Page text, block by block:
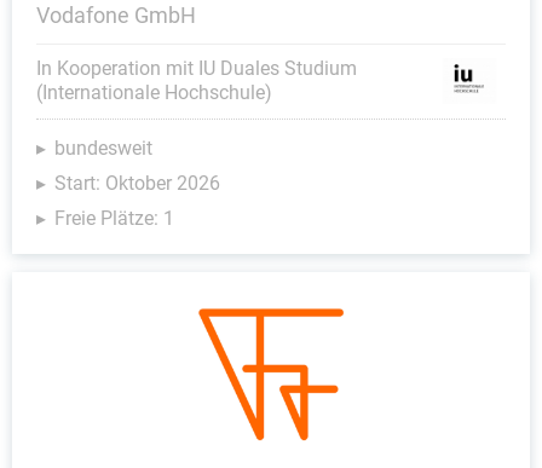
Vodafone GmbH
In Kooperation mit IU Duales Studium
(Internationale Hochschule)
bundesweit
Start: Oktober 2026
Freie Plätze: 1